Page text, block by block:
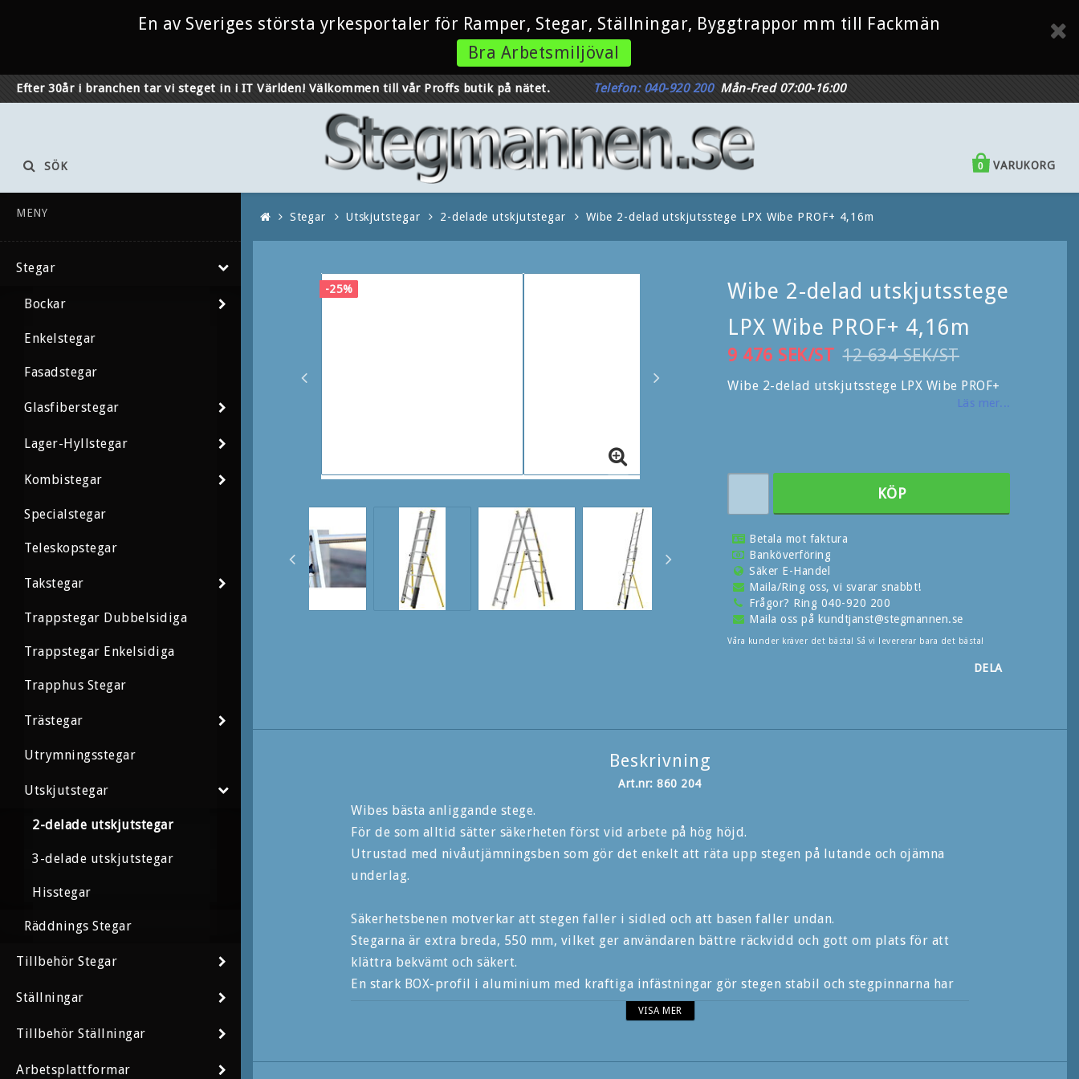
En av Sveriges största yrkesportaler för Ramper, Stegar, Ställningar, Byggtrappor mm till Fackmän
Bra Arbetsmiljöval
Efter 30år i branchen tar vi steget in i IT Världen! Välkommen till vår Proffs butik på nätet. Telefon: 040-920 200 Mån-Fred 07:00-16:00
VARUKORG
0
SÖK
MENY
Stegar
Bockar
Enkelstegar
Fasadstegar
Glasfiberstegar
Lager-Hyllstegar
Kombistegar
Specialstegar
Teleskopstegar
Takstegar
Trappstegar Dubbelsidiga
Trappstegar Enkelsidiga
Trapphus Stegar
Trästegar
Utrymningsstegar
Utskjutstegar
2-delade utskjutstegar
3-delade utskjutstegar
Hisstegar
Räddnings Stegar
Tillbehör Stegar
Ställningar
Tillbehör Ställningar
Arbetsplattformar
Stegar Utskjutstegar 2-delade utskjutstegar Wibe 2-delad utskjutsstege LPX Wibe PROF+ 4,16m
-25%
Wibe 2-delad utskjutsstege
LPX Wibe PROF+ 4,16m
12 634 SEK/ST
9 476 SEK/ST
Wibe 2-delad utskjutsstege LPX Wibe PROF+
Läs mer...
KÖP
Betala mot faktura
Banköverföring
Säker E-Handel
Maila/Ring oss, vi svarar snabbt!
Frågor? Ring 040-920 200
Maila oss på kundtjanst@stegmannen.se
Våra kunder kräver det bästa! Så vi levererar bara det bästa!
DELA
Beskrivning
Art.nr: 860 204
Wibes bästa anliggande stege.
För de som alltid sätter säkerheten först vid arbete på hög höjd.
Utrustad med nivåutjämningsben som gör det enkelt att räta upp stegen på lutande och ojämna
underlag.
Säkerhetsbenen motverkar att stegen faller i sidled och att basen faller undan.
Stegarna är extra breda, 550 mm, vilket ger användaren bättre räckvidd och gott om plats för att
klättra bekvämt och säkert.
En stark BOX-profil i aluminium med kraftiga infästningar gör stegen stabil och stegpinnarna har
VISA MER